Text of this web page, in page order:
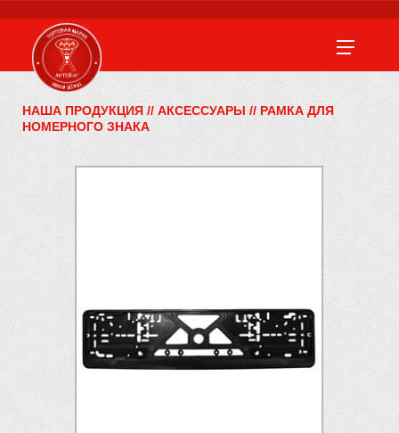
НАША ПРОДУКЦИЯ // АКСЕССУАРЫ // РАМКА ДЛЯ
НОМЕРНОГО ЗНАКА